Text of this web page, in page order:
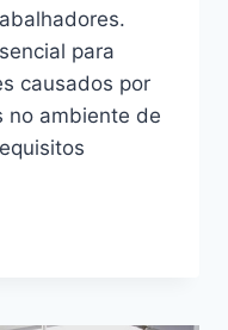
para
causados por
no ambiente de